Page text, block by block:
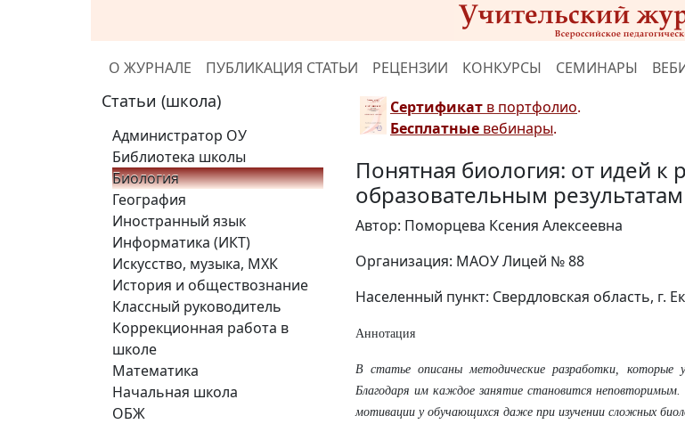
О ЖУРНАЛЕ ПУБЛИКАЦИЯ СТАТЬИ РЕЦЕНЗИИ КОНКУРСЫ СЕМИНАРЫ
Статьи (школа)
Администратор ОУ
Библиотека школы
Биология
География
Иностранный язык
Информатика (ИКТ)
Искусство, музыка, МХК
История и обществознание
Классный руководитель
Коррекционная работа в
школе
Математика
Начальная школа
ОБЖ
Сертификат в портфолио.
Бесплатные вебинары.
Понятная биология: от идей к
образовательным результатам
Автор: Поморцева Ксения Алексеевна
Организация: МАОУ Лицей № 88
Населенный пункт: Свердловская область, г.
Аннотация
В статье описаны методические разработки, которые
Благодаря им каждое занятие становится
мотивации у обучающихся даже при изучении сложных